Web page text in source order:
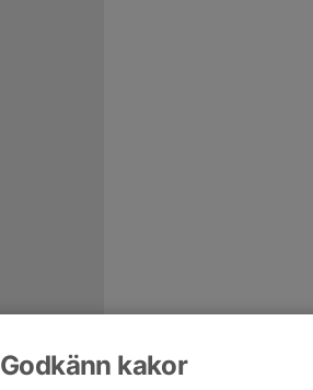
Godkänn kakor